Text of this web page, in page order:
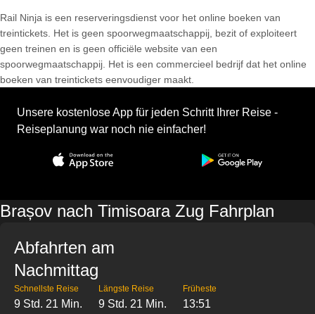
Rail Ninja is een reserveringsdienst voor het online boeken van
treintickets. Het is geen spoorwegmaatschappij, bezit of exploiteert
geen treinen en is geen officiële website van een
spoorwegmaatschappij. Het is een commercieel bedrijf dat het online
boeken van treintickets eenvoudiger maakt.
Unsere kostenlose App für jeden Schritt Ihrer Reise -
Reiseplanung war noch nie einfacher!
Brașov nach Timisoara Zug Fahrplan
Abfahrten am
Nachmittag
Schnellste Reise
9 Std. 21 Min.
Längste Reise
9 Std. 21 Min.
Früheste
13:51